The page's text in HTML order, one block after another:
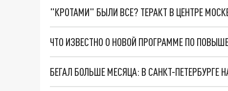
"КРОТАМИ" БЫЛИ ВСЕ? ТЕРАКТ В ЦЕНТРЕ
ЧТО ИЗВЕСТНО О НОВОЙ ПРОГРАММЕ ПО